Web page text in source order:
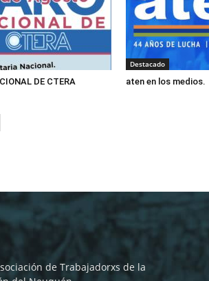
DE CTERA
Destacado
aten en los medios.
de Trabajadorxs de la